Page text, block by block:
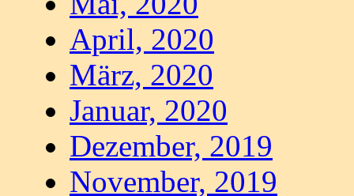
April, 2020
März, 2020
Januar, 2020
Dezember, 2019
November, 2019